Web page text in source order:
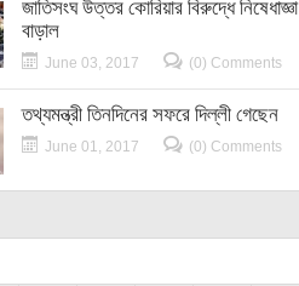
জাতিসংঘ উত্তর কোরিয়ার বিরুদ্ধে নিষেধাজ্ঞা
বাড়াল
June 03, 2017 (0) Comments
তথ্যমন্ত্রী তিনদিনের সফরে দিল্লী গেছেন
June 01, 2017 (0) Comments